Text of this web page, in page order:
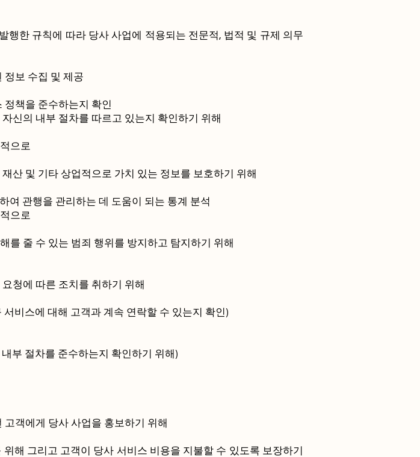
행한 규칙에 따라 당사 사업에 적용되는 전문적, 법적 및 규제 의무
정보 수집 및 제공
정책을 준수하는지 확인
신의 내부 절차를 따르고 있는지 확인하기 위해
으로
산 및 기타 상업적으로 가치 있는 정보를 보호하기 위해
여 관행을 관리하는 데 도움이 되는 통계 분석
으로
를 줄 수 있는 범죄 행위를 방지하고 탐지하기 위해
청에 따른 조치를 취하기 위해
비스에 대해 고객과 계속 연락할 수 있는지 확인)
부 절차를 준수하는지 확인하기 위해)
객에게 당사 사업을 홍보하기 위해
해 그리고 고객이 당사 서비스 비용을 지불할 수 있도록 보장하기